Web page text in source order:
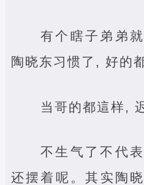
有个瞎子弟弟
陶晓东习惯了, 好的
当哥的都這样,
不生气了不代
还摆着呢。其实陶